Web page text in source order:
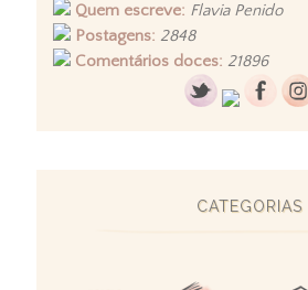
Quem escreve: Flavia Penido
Postagens: 2848
Comentários doces: 21896
CATEGORIAS